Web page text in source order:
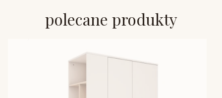
polecane produkty